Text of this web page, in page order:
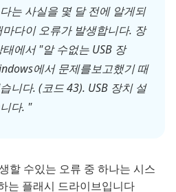
는 사실을 몇 달 전에 알게되
다이 오류가 발생합니다. 장
에서 "알 수없는 USB 장
에서 문제를보고했기 때
니다. (코드 43). USB 장치 설
다. "
할 수있는 오류 중 하나는 시스
는 플래시 드라이브입니다